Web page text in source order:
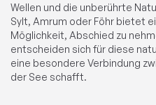
Wellen und die unberührte
Sylt, Amrum oder Föhr bietet
Möglichkeit, Abschied zu
entscheiden sich für diese
eine besondere Verbindung
der See schafft.